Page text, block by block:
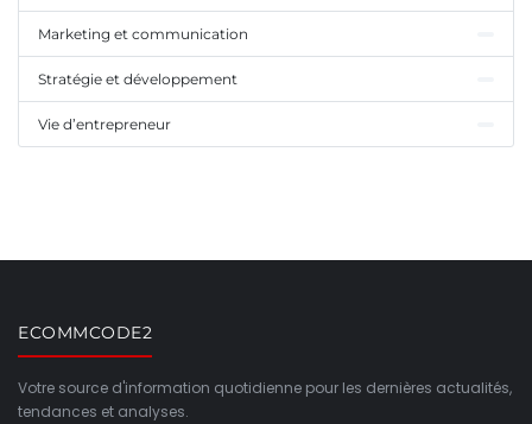
Marketing et communication
Stratégie et développement
Vie d’entrepreneur
ECOMMCODE2
Votre source d'information quotidienne pour les dernières actualités,
tendances et analyses.